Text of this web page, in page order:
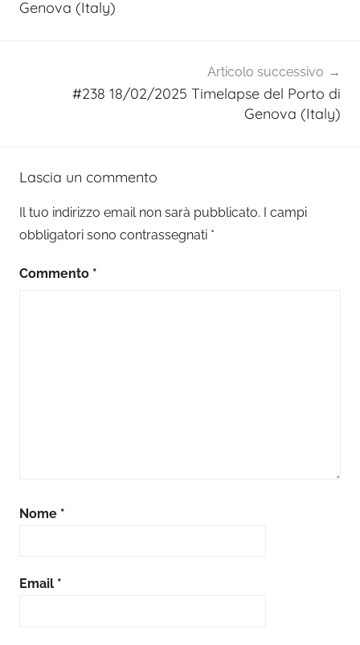
Genova (Italy)
Articolo successivo
#238 18/02/2025 Timelapse del Porto di
Genova (Italy)
Lascia un commento
Il tuo indirizzo email non sarà pubblicato. I campi
obbligatori sono contrassegnati *
Commento *
Nome *
Email *